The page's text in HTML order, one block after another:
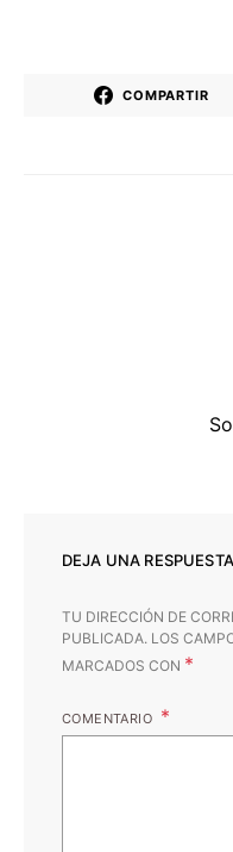
COMPARTIR
DEJA UNA RESPUESTA
TU DIRECCIÓN DE
PUBLICADA. LOS
MARCADOS CON *
COMENTARIO